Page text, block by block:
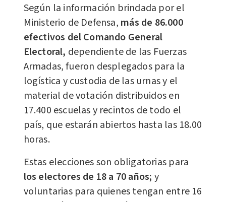
Según la información brindada por el
Ministerio de Defensa, más de 86.000
efectivos del Comando General
Electoral, dependiente de las Fuerzas
Armadas, fueron desplegados para la
logística y custodia de las urnas y el
material de votación distribuidos en
17.400 escuelas y recintos de todo el
país, que estarán abiertos hasta las 18.00
horas.
Estas elecciones son obligatorias para
los electores de 18 a 70 años; y
voluntarias para quienes tengan entre 16